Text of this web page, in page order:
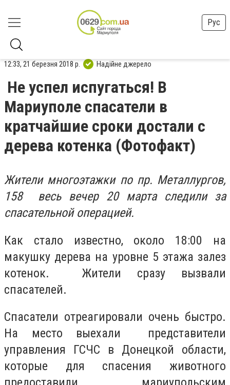
Рус
12:33, 21 березня 2018 р. Надійне джерело
Не успел испугаться! В
Мариуполе спасатели в
кратчайшие сроки достали с
дерева котенка (Фотофакт)
Жители многоэтажки по пр. Металлургов,
158 весь вечер 20 марта следили за
спасательной операцией.
Как стало известно, около 18:00 на
макушку дерева на уровне 5 этажа залез
котенок. Жители сразу вызвали
спасателей.
Спасатели отреагировали очень быстро.
На место выехали представители
управления ГСЧС в Донецкой области,
которые для спасения животного